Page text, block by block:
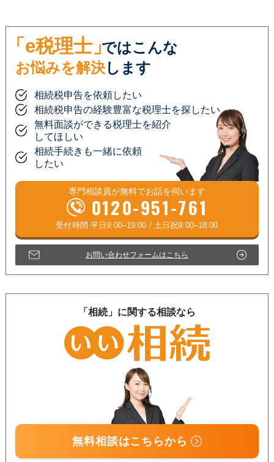
「e税理士」ではこんな
お悩みを解決します
相続税申告を依頼したい
相続税申告の経験豊富な税理士を探したい
無料面談ができる税理士を紹介
してほしい
相続手続きも一緒に依頼
したい
専門相談員が無料でお話を伺います
0120-951-761
お問い合わせフォームはこちら
「相続」に関する相談なら
無料相談はこちらから